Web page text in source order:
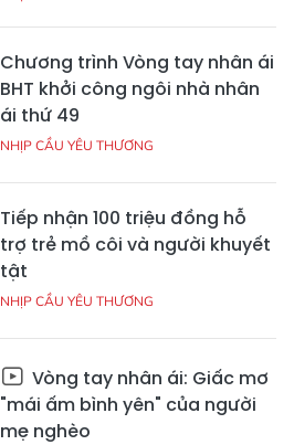
Chương trình Vòng tay nhân ái
BHT khởi công ngôi nhà nhân
ái thứ 49
NHỊP CẦU YÊU THƯƠNG
Tiếp nhận 100 triệu đồng hỗ
trợ trẻ mồ côi và người khuyết
tật
NHỊP CẦU YÊU THƯƠNG
Vòng tay nhân ái: Giấc mơ
"mái ấm bình yên" của người
mẹ nghèo